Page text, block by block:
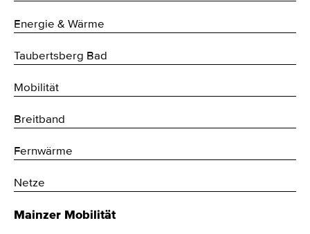
Energie & Wärme
Taubertsberg Bad
Mobilität
Breitband
Fernwärme
Netze
Mainzer Mobilität